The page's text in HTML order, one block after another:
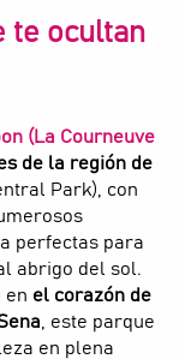
te ocultan
(La Courneuve
de la región de
Park), con
perfectas para
abrigo del sol.
en el corazón de
, este parque
en plena